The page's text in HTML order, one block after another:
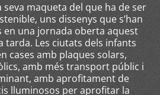
seva maqueta del que ha de ser
uns dissenys que s’han
en una jornada oberta aquest
tarda. Les ciutats dels infants
cases amb plaques solars,
amb més transport públic i
amb aprofitament de
lluminosos per aprofitar la